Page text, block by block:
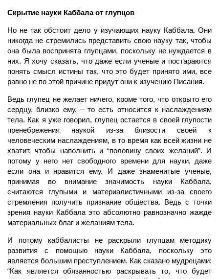
Скрытие науки Каббала от глупцов
Но не так обстоит дело у изучающих науку Каббала. Они
никогда не стремились представить свою науку так, чтобы
она была воспринята глупцами, поскольку не нуждается в
них. Я хочу сказать, что даже если ученые и постараются
понять смысл истины так, что это будет принято ими, все
равно не по этой причине придут они к изучению Писания.
Ведь глупец не желает ничего, кроме того, что открыто его
сердцу, близко ему, – то есть относится к наслаждениям
тела. Как я уже говорил, глупец остается в своей глупости
пренебрежения наукой из-за близости своей к
человеческим наслаждениям, в то время как всей жизни не
хватит, чтобы наполнить и “половину своих желаний”. И
потому у него нет свободного времени для науки, даже
если она и нравится ему. И даже знаменитые ученые,
принимая во внимание значимость науки Каббала,
считаются глупыми и материалистичными из-за своего
стремления получить признание общества. Ведь с точки
зрения науки Каббала это абсолютно равнозначно жажде
материальных благ и желаниям тела.
И потому каббалисты не раскрыли глупцам методику
развития с помощью науки Каббала, поскольку это
является большим преступлением. Как сказано мудрецами:
“Как является обязанностью раскрывать то, что будет